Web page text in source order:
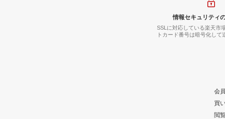
情報セキュリティ
SSLに対応している楽天市
トカード番号は暗号化して
会
買
閲